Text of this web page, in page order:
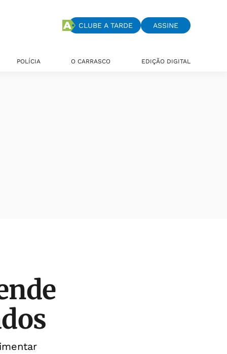
CLUBE A TARDE ASSINE
POLÍCIA O CARRASCO EDIÇÃO DIGITAL